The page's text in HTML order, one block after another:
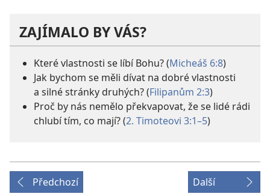
ZAJÍMALO BY VÁS?
Které vlastnosti se líbí Bohu? (Micheáš 6:8)
Jak bychom se měli dívat na dobré vlastnosti
a silné stránky druhých? (Filipanům 2:3)
Proč by nás nemělo překvapovat, že se lidé rádi
chlubí tím, co mají? (2. Timoteovi 3:1–5)
Předchozí Další